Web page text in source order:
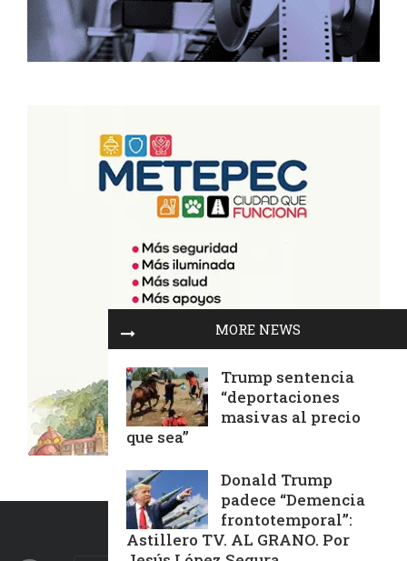
MORE NEWS
Trump sentencia
“deportaciones
masivas al precio
que sea”
Donald Trump
padece “Demencia
frontotemporal”:
Astillero TV. AL GRANO. Por